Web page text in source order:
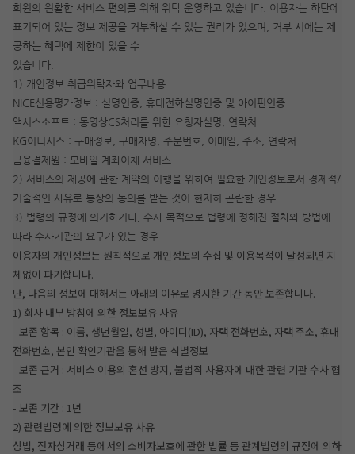
회원의 원활한 서비스 편의를 위해 위탁 운영하고 있습니다. 이용자는 하단에
표기되어 있는 정보 제공을 거부하실 수 있는 권리가 있으며, 거부 시에는 제
공하는 혜택에 제한이 있을 수
있습니다.
1) 개인정보 취급위탁자와 업무내용
NICE신용평가정보 : 실명인증, 휴대전화실명인증 및 아이핀인증
액시스소프트 : 동영상CS처리를 위한 요청자실명, 연락처
KG이니시스 : 구매정보, 구매자명, 주문번호, 이메일, 주소, 연락처
금융결제원 : 모바일 계좌이체 서비스
2) 서비스의 제공에 관한 계약의 이행을 위하여 필요한 개인정보로서 경제적/
기술적인 사유로 통상의 동의를 받는 것이 현저히 곤란한 경우
3) 법령의 규정에 의거하거나, 수사 목적으로 법령에 정해진 절차와 방법에
따라 수사기관의 요구가 있는 경우
이용자의 개인정보는 원칙적으로 개인정보의 수집 및 이용목적이 달성되면 지
체없이 파기합니다.
단, 다음의 정보에 대해서는 아래의 이유로 명시한 기간 동안 보존합니다.
1) 회사 내부 방침에 의한 정보보유 사유
- 보존 항목 : 이름, 생년월일, 성별, 아이디(ID), 자택 전화번호, 자택 주소, 휴대
전화번호, 본인 확인기관을 통해 받은 식별정보
- 보존 근거 : 서비스 이용의 혼선 방지, 불법적 사용자에 대한 관련 기관 수사 협
조
- 보존 기간 : 1년
2) 관련법령에 의한 정보보유 사유
상법, 전자상거래 등에서의 소비자보호에 관한 법률 등 관계법령의 규정에 의하